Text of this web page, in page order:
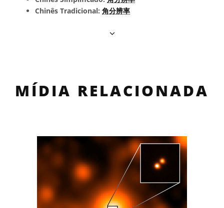
Chinês Tradicional: 角分辨率
MÍDIA RELACIONADA